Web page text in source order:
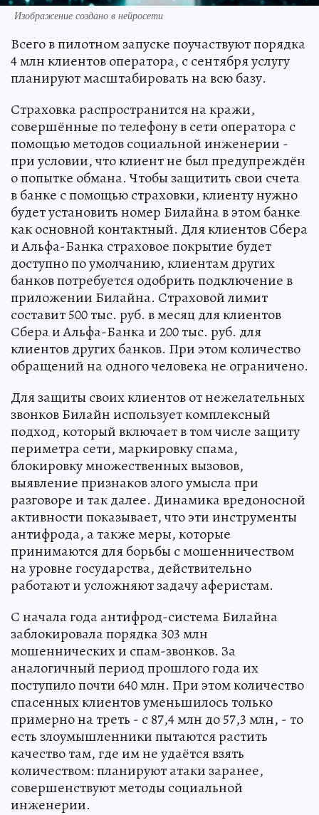
Изображение создано в нейросети
Всего в пилотном запуске поучаствуют порядка
4 млн клиентов оператора, с сентября услугу
планируют масштабировать на всю базу.
Страховка распространится на кражи,
совершённые по телефону в сети оператора с
помощью методов социальной инженерии -
при условии, что клиент не был предупреждён
о попытке обмана. Чтобы защитить свои счета
в банке с помощью страховки, клиенту нужно
будет установить номер Билайна в этом банке
как основной контактный. Для клиентов Сбера
и Альфа-Банка страховое покрытие будет
доступно по умолчанию, клиентам других
банков потребуется одобрить подключение в
приложении Билайна. Страховой лимит
составит 500 тыс. руб. в месяц для клиентов
Сбера и Альфа-Банка и 200 тыс. руб. для
клиентов других банков. При этом количество
обращений на одного человека не ограничено.
Для защиты своих клиентов от нежелательных
звонков Билайн использует комплексный
подход, который включает в том числе защиту
периметра сети, маркировку спама,
блокировку множественных вызовов,
выявление признаков злого умысла при
разговоре и так далее. Динамика вредоносной
активности показывает, что эти инструменты
антифрода, а также меры, которые
принимаются для борьбы с мошенничеством
на уровне государства, действительно
работают и усложняют задачу аферистам.
С начала года антифрод-система Билайна
заблокировала порядка 303 млн
мошеннических и спам-звонков. За
аналогичный период прошлого года их
поступило почти 640 млн. При этом количество
спасенных клиентов уменьшилось только
примерно на треть - с 87,4 млн до 57,3 млн, - то
есть злоумышленники пытаются растить
качество там, где им не удаётся взять
количеством: планируют атаки заранее,
совершенствуют методы социальной
инженерии.